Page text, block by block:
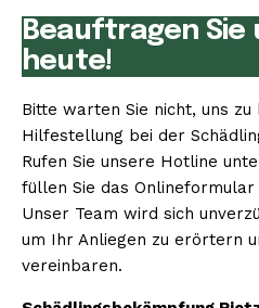
Beauftragen Sie
heute!
Bitte warten Sie nicht, uns
Hilfestellung bei der
Rufen Sie unsere Hotline
füllen Sie das
Unser Team wird sich
um Ihr Anliegen zu erörtern
vereinbaren.